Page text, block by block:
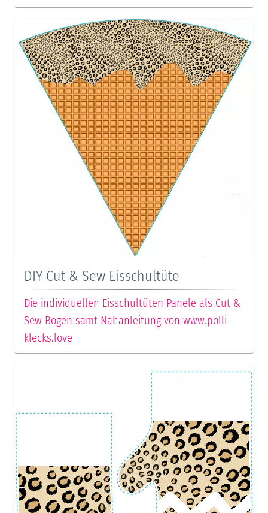
DIY Cut & Sew Eisschultüte
Die individuellen Eisschultüten Panele als Cut &
Sew Bogen samt Nähanleitung von www.polli-
klecks.love